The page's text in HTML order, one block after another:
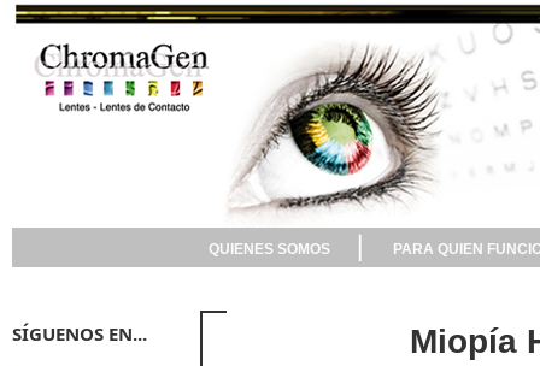
QUIENES SOMOS PARA QUIEN
Miopía
SÍGUENOS EN...